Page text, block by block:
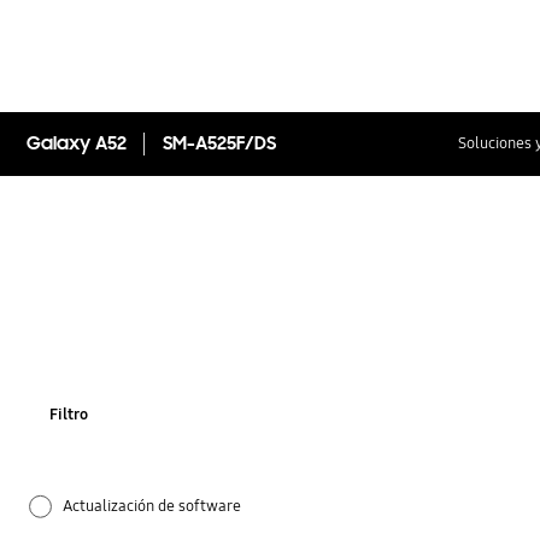
Galaxy A52 SM-A525F/DS Soluciones
Filtro
Actualización de software